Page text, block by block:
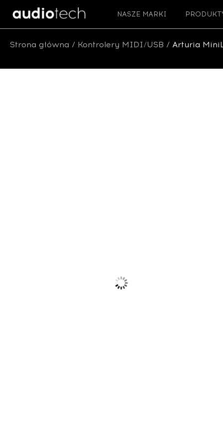
NASZE MARKI
Strona główna / Kontrolery MIDI/USB / Arturia